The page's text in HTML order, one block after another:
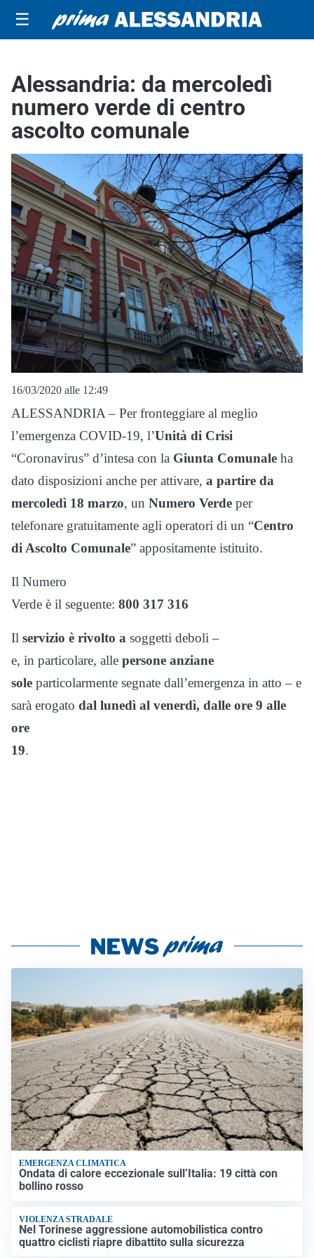
☰
Alessandria: da mercoledì
numero verde di centro
ascolto comunale
16/03/2020 alle 12:49
ALESSANDRIA – Per fronteggiare al meglio
l’emergenza COVID-19, l’Unità di Crisi
“Coronavirus” d’intesa con la Giunta Comunale ha
dato disposizioni anche per attivare, a partire da
mercoledì 18 marzo, un Numero Verde per
telefonare gratuitamente agli operatori di un “Centro
di Ascolto Comunale” appositamente istituito.
Il Numero
Verde è il seguente: 800 317 316
Il servizio è rivolto a soggetti deboli –
e, in particolare, alle persone anziane
sole particolarmente segnate dall’emergenza in atto – e
sarà erogato dal lunedì al venerdì, dalle ore 9 alle
ore
19.
EMERGENZA CLIMATICA
Ondata di calore eccezionale sull’Italia: 19 città con
bollino rosso
VIOLENZA STRADALE
Nel Torinese aggressione automobilistica contro
quattro ciclisti riapre dibattito sulla sicurezza